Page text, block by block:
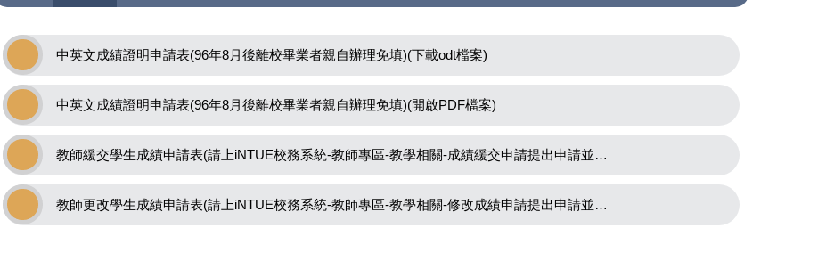
中英文成績證明申請表(96年8月後離校畢業者親自辦理免填)(下載odt檔案)
中英文成績證明申請表(96年8月後離校畢業者親自辦理免填)(開啟PDF檔案)
教師緩交學生成績申請表(請上iNTUE校務系統-教師專區-教學相關-成績緩交申請提出申請並列印)
教師更改學生成績申請表(請上iNTUE校務系統-教師專區-教學相關-修改成績申請提出申請並列印)